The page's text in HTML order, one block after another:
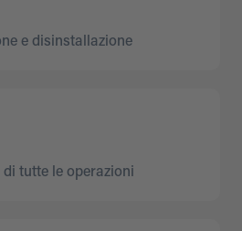
e disinstallazione
tutte le operazioni